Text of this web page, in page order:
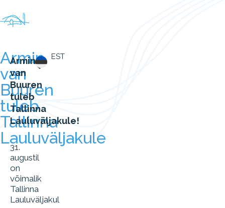
EST
Armin
van
Buuren
tuleb
Tallinna
Lauluväljakule
Armin
van
Buuren
tuleb
Tallinna
Lauluväljakule!
31.
augustil
on
võimalik
Tallinna
Lauluväljakul